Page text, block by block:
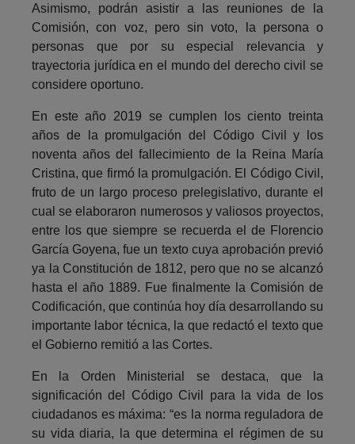
Asimismo, podrán asistir a las reuniones de la
Comisión, con voz, pero sin voto, la persona o
personas que por su especial relevancia y
trayectoria jurídica en el mundo del derecho civil se
considere oportuno.
En este año 2019 se cumplen los ciento treinta
años de la promulgación del Código Civil y los
noventa años del fallecimiento de la Reina María
Cristina, que firmó la promulgación. El Código Civil,
fruto de un largo proceso prelegislativo, durante el
cual se elaboraron numerosos y valiosos proyectos,
entre los que siempre se recuerda el de Florencio
García Goyena, fue un texto cuya aprobación previó
ya la Constitución de 1812, pero que no se alcanzó
hasta el año 1889. Fue finalmente la Comisión de
Codificación, que continúa hoy día desarrollando su
importante labor técnica, la que redactó el texto que
el Gobierno remitió a las Cortes.
En la Orden Ministerial se destaca, que la
significación del Código Civil para la vida de los
ciudadanos es máxima: “es la norma reguladora de
su vida diaria, la que determina el régimen de su